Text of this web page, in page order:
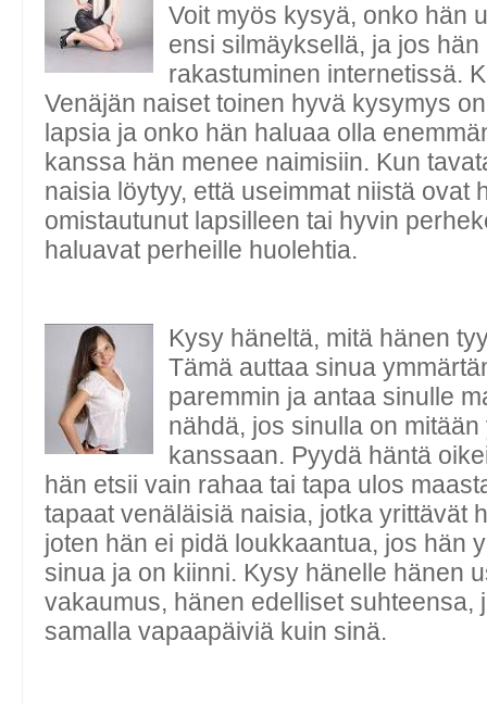
Voit myös kysyä, onko hän
ensi silmäyksellä, ja jos hän
rakastuminen internetissä.
Venäjän naiset toinen hyvä kysymys
lapsia ja onko hän haluaa olla
kanssa hän menee naimisiin. Kun
naisia löytyy, että useimmat niistä ovat
omistautunut lapsilleen tai hyvin
haluavat perheille huolehtia.
Kysy häneltä, mitä hänen
Tämä auttaa sinua
paremmin ja antaa sinulle
nähdä, jos sinulla on
kanssaan. Pyydä häntä
hän etsii vain rahaa tai tapa ulos
tapaat venäläisiä naisia, jotka yrittävät
joten hän ei pidä loukkaantua, jos hän
sinua ja on kiinni. Kysy hänelle hänen
vakaumus, hänen edelliset suhteensa,
samalla vapaapäiviä kuin sinä.